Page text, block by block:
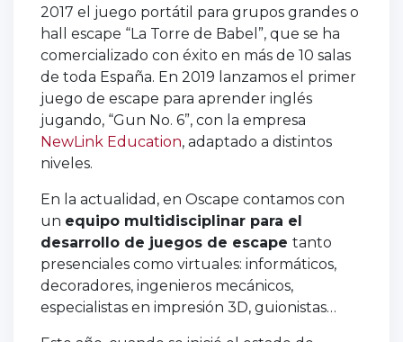
2017 el juego portátil para grupos grandes o
hall escape “La Torre de Babel”, que se ha
comercializado con éxito en más de 10 salas
de toda España. En 2019 lanzamos el primer
juego de escape para aprender inglés
jugando, “Gun No. 6”, con la empresa
NewLink Education, adaptado a distintos
niveles.
En la actualidad, en Oscape contamos con
un equipo multidisciplinar para el
desarrollo de juegos de escape tanto
presenciales como virtuales: informáticos,
decoradores, ingenieros mecánicos,
especialistas en impresión 3D, guionistas…